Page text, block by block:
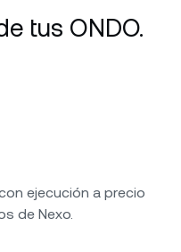
tus ONDO.
ejecución a precio
de Nexo.